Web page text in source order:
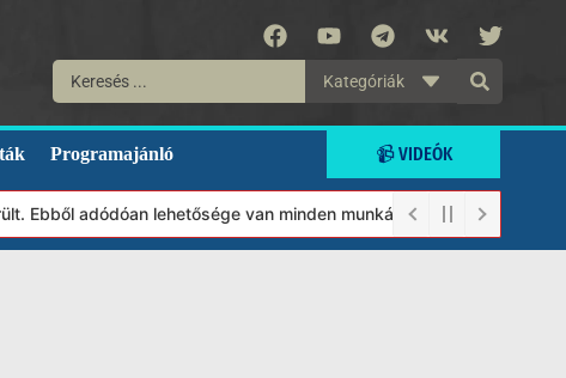
Kategóriák
Programajánló 📹 VIDEÓK
adódóan lehetősége van minden munkánkat segíteni